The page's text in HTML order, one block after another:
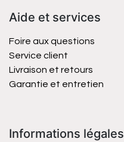
Aide et services
Foire aux questions
Service client
Livraison et retours
Garantie et entretien
Informations légales